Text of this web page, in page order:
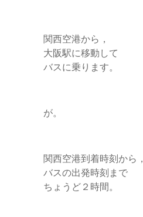
関西空港から，
大阪駅に移動して
バスに乗ります。
が。
関西空港到着時刻から，
バスの出発時刻まで
ちょうど２時間。